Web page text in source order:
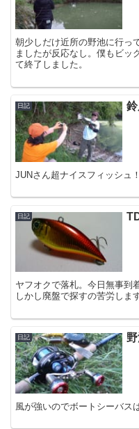
朝少しだけ近所の野池に行っ
ましたが反応なし。僕もビッ
て終了しました。
日記
JUNさん超ナイスフィッシュ
日記
ヤフオクで落札。今日無事到
しかし廃盤で探すの苦労します
日記
風が強いのでボートシーバス